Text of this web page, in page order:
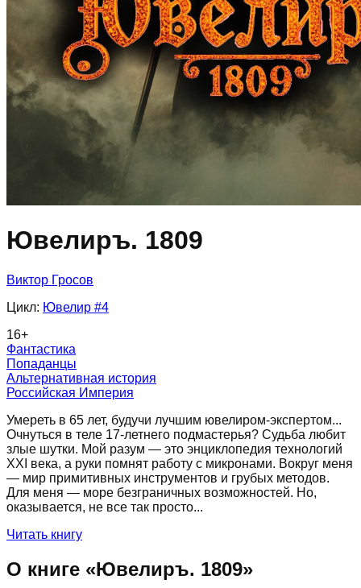
Ювелиръ. 1809
Виктор Гросов
Цикл: Ювелир #4
16+
Фантастика
Попаданцы
Альтернативная история
Российская Империя
Умереть в 65 лет, будучи лучшим ювелиром-экспертом...
Очнуться в теле 17-летнего подмастерья? Судьба любит
злые шутки. Мой разум — это энциклопедия технологий
XXI века, а руки помнят работу с микронами. Вокруг меня
— мир примитивных инструментов и грубых методов.
Для меня — море безграничных возможностей. Но,
оказывается, не все так просто...
Читать книгу
О книге «Ювелиръ. 1809»